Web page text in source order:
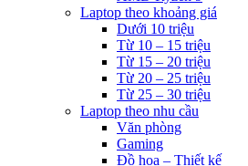
Laptop theo khoảng giá
Dưới 10 triệu
Từ 10 – 15 triệu
Từ 15 – 20 triệu
Từ 20 – 25 triệu
Từ 25 – 30 triệu
Laptop theo nhu cầu
Văn phòng
Gaming
Đồ họa – Thiết kế